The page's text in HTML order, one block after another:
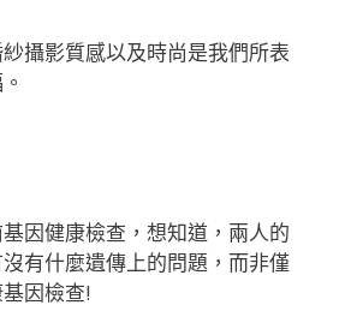
攝影質感以及時尚是我們所表
因健康檢查，想知道，兩人的
有什麼遺傳上的問題，而非僅
因檢查!